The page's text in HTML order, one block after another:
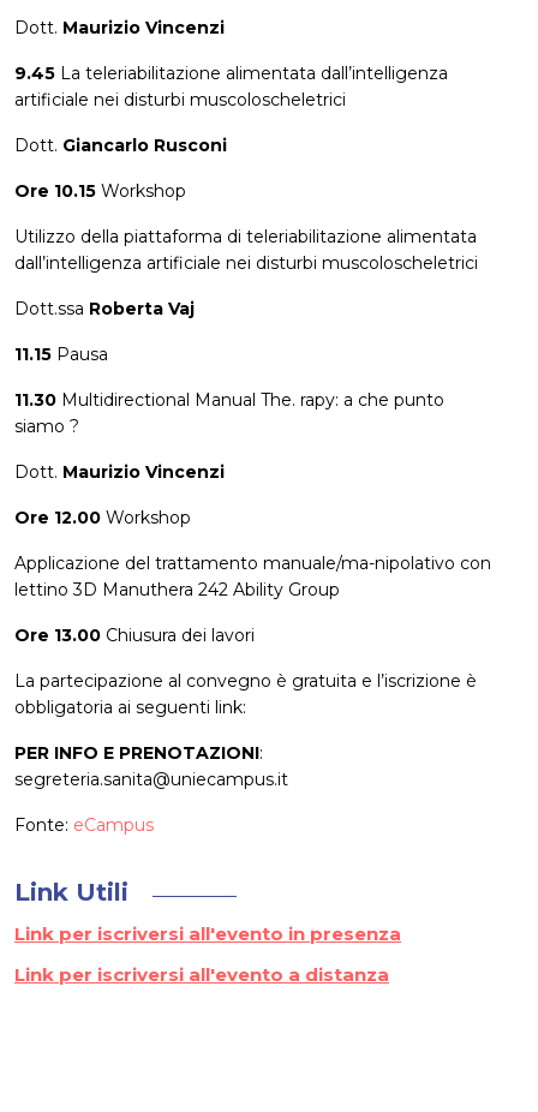
Dott. Maurizio Vincenzi
9.45 La teleriabilitazione alimentata dall’intelligenza
artificiale nei disturbi muscoloscheletrici
Dott. Giancarlo Rusconi
Ore 10.15 Workshop
Utilizzo della piattaforma di teleriabilitazione alimentata
dall’intelligenza artificiale nei disturbi muscoloscheletrici
Dott.ssa Roberta Vaj
11.15 Pausa
11.30 Multidirectional Manual The. rapy: a che punto
siamo ?
Dott. Maurizio Vincenzi
Ore 12.00 Workshop
Applicazione del trattamento manuale/ma-nipolativo con
lettino 3D Manuthera 242 Ability Group
Ore 13.00 Chiusura dei lavori
La partecipazione al convegno è gratuita e l’iscrizione è
obbligatoria ai seguenti link:
PER INFO E PRENOTAZIONI:
segreteria.sanita@uniecampus.it
Fonte: eCampus
Link Utili
Link per iscriversi all'evento in presenza
Link per iscriversi all'evento a distanza